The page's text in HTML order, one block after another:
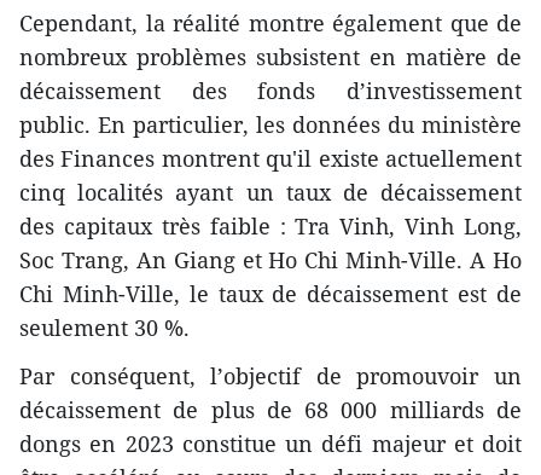
Cependant, la réalité montre également que de
nombreux problèmes subsistent en matière de
décaissement des fonds d’investissement
public. En particulier, les données du ministère
des Finances montrent qu'il existe actuellement
cinq localités ayant un taux de décaissement
des capitaux très faible : Tra Vinh, Vinh Long,
Soc Trang, An Giang et Ho Chi Minh-Ville. A Ho
Chi Minh-Ville, le taux de décaissement est de
seulement 30 %.
Par conséquent, l’objectif de promouvoir un
décaissement de plus de 68 000 milliards de
dongs en 2023 constitue un défi majeur et doit